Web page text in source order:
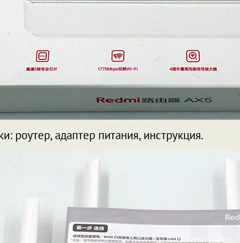
роутер, адаптер питания, инструкция.